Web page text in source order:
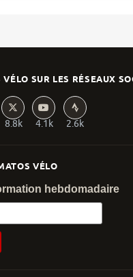
VÉLO
hebdomadaire
SUR LES RÉSEAUX
8.8k 4.1k 2.6k